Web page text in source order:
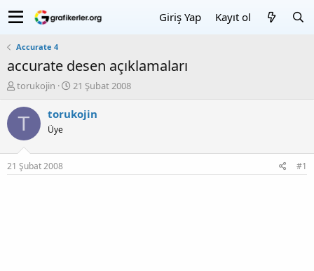
Giriş Yap Kayıt ol
Accurate 4
accurate desen açıklamaları
K
n
y
b
a
torukojin
B
ş
21 Şubat 2008
T torukojin
Üye
21 Şubat 2008 #1